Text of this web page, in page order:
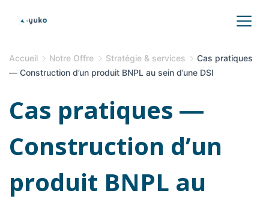
Accueil Notre Offre Stratégie & services
Cas pratiques
― Construction d’un produit BNPL au sein d’une DSI
Cas pratiques ―
Construction d’un
produit BNPL au